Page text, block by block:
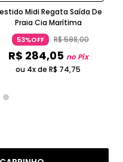
Midi Regata Saída De
Praia Cia Marítima
53%OFF R$598,00
R$ 284,05 no Pix
ou 4x de R$ 74,75